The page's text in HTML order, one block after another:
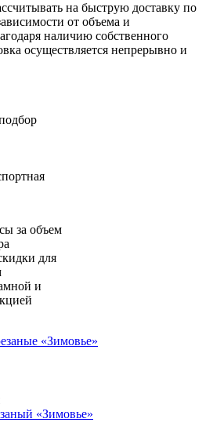
на быструю доставку по
от объема и
наличию собственного
осуществляется непрерывно и
за объем
для
и
«Зимовье»
«Зимовье»